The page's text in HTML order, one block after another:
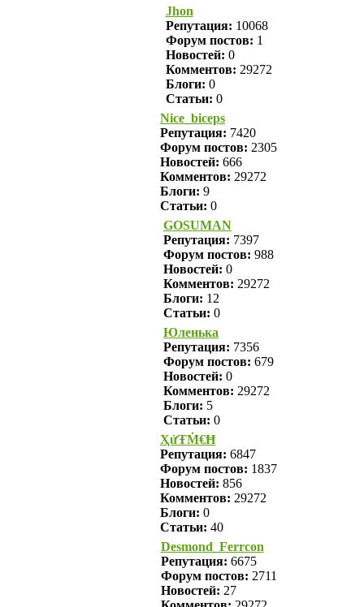
Jhon
Репутация: 10068
Форум постов: 1
Новостей: 0
Комментов: 29272
Блоги: 0
Статьи: 0
Nice_biceps
Репутация: 7420
Форум постов: 2305
Новостей: 666
Комментов: 29272
Блоги: 9
Статьи: 0
GOSUMAN
Репутация: 7397
Форум постов: 988
Новостей: 0
Комментов: 29272
Блоги: 12
Статьи: 0
Юленька
Репутация: 7356
Форум постов: 679
Новостей: 0
Комментов: 29272
Блоги: 5
Статьи: 0
ҲửŦṀ€Ħ
Репутация: 6847
Форум постов: 1837
Новостей: 856
Комментов: 29272
Блоги: 0
Статьи: 40
Desmond_Ferrcon
Репутация: 6675
Форум постов: 2711
Новостей: 27